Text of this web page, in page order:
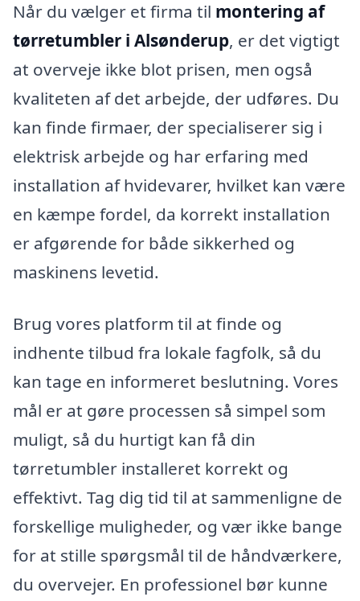
Når du vælger et firma til montering af
tørretumbler i Alsønderup, er det vigtigt
at overveje ikke blot prisen, men også
kvaliteten af det arbejde, der udføres. Du
kan finde firmaer, der specialiserer sig i
elektrisk arbejde og har erfaring med
installation af hvidevarer, hvilket kan være
en kæmpe fordel, da korrekt installation
er afgørende for både sikkerhed og
maskinens levetid.
Brug vores platform til at finde og
indhente tilbud fra lokale fagfolk, så du
kan tage en informeret beslutning. Vores
mål er at gøre processen så simpel som
muligt, så du hurtigt kan få din
tørretumbler installeret korrekt og
effektivt. Tag dig tid til at sammenligne de
forskellige muligheder, og vær ikke bange
for at stille spørgsmål til de håndværkere,
du overvejer. En professionel bør kunne